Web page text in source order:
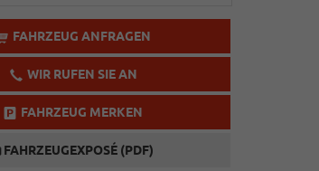
FAHRZEUG ANFRAGEN
WIR RUFEN SIE AN
FAHRZEUG MERKEN
FAHRZEUGEXPOSÉ (PDF)